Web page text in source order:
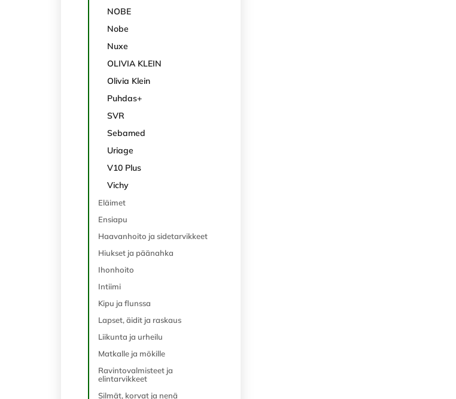
NOBE
Nobe
Nuxe
OLIVIA KLEIN
Olivia Klein
Puhdas+
SVR
Sebamed
Uriage
V10 Plus
Vichy
Eläimet
Ensiapu
Haavanhoito ja sidetarvikkeet
Hiukset ja päänahka
Ihonhoito
Intiimi
Kipu ja flunssa
Lapset, äidit ja raskaus
Liikunta ja urheilu
Matkalle ja mökille
Ravintovalmisteet ja
elintarvikkeet
Silmät, korvat ja nenä